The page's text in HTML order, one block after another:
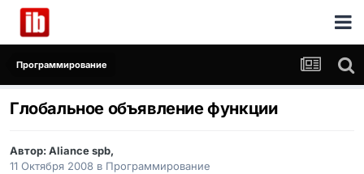
Программирование
Глобальное объявление функции
Автор:Aliance spb,
11 Октября 2008 в Программирование